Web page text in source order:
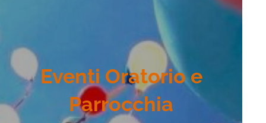
Eventi Oratorio e
Parrocchia